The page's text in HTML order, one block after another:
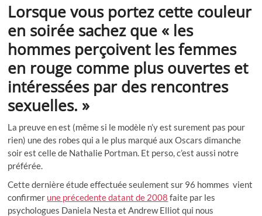
Lorsque vous portez cette couleur
en soirée sachez que « les
hommes perçoivent les femmes
en rouge comme plus ouvertes et
intéressées par des rencontres
sexuelles. »
La preuve en est (même si le modèle n’y est surement pas pour
rien) une des robes qui a le plus marqué aux Oscars dimanche
soir est celle de Nathalie Portman. Et perso, c’est aussi notre
préférée.
Cette dernière étude effectuée seulement sur 96 hommes vient
confirmer une précedente datant de 2008 faite par les
psychologues Daniela Nesta et Andrew Elliot qui nous